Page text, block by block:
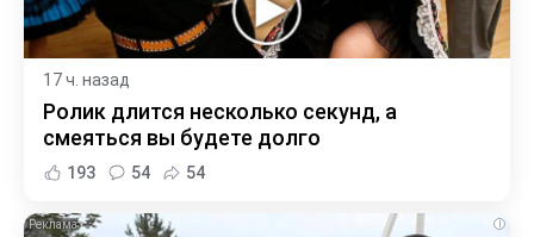
17 ч. назад
Ролик длится несколько секунд, а
смеяться вы будете долго
193 54 54
i